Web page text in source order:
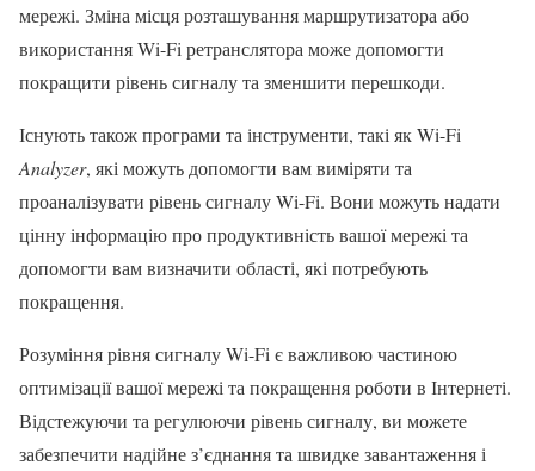
мережі. Зміна місця розташування маршрутизатора або
використання Wi-Fi ретранслятора може допомогти
покращити рівень сигналу та зменшити перешкоди.
Існують також програми та інструменти, такі як Wi-Fi
Analyzer, які можуть допомогти вам виміряти та
проаналізувати рівень сигналу Wi-Fi. Вони можуть надати
цінну інформацію про продуктивність вашої мережі та
допомогти вам визначити області, які потребують
покращення.
Розуміння рівня сигналу Wi-Fi є важливою частиною
оптимізації вашої мережі та покращення роботи в Інтернеті.
Відстежуючи та регулюючи рівень сигналу, ви можете
забезпечити надійне з’єднання та швидке завантаження і